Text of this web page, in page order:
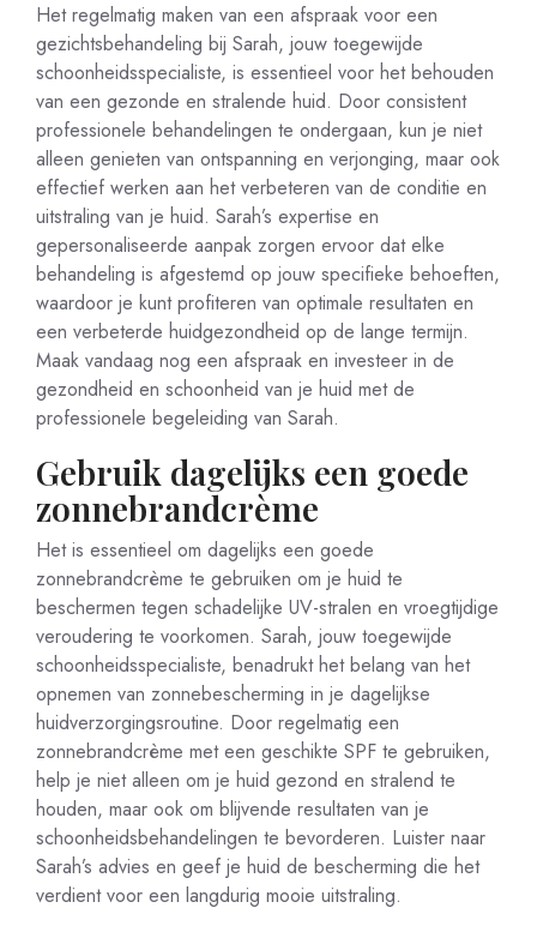
Het regelmatig maken van een afspraak voor een
gezichtsbehandeling bij Sarah, jouw toegewijde
schoonheidsspecialiste, is essentieel voor het behouden
van een gezonde en stralende huid. Door consistent
professionele behandelingen te ondergaan, kun je niet
alleen genieten van ontspanning en verjonging, maar ook
effectief werken aan het verbeteren van de conditie en
uitstraling van je huid. Sarah’s expertise en
gepersonaliseerde aanpak zorgen ervoor dat elke
behandeling is afgestemd op jouw specifieke behoeften,
waardoor je kunt profiteren van optimale resultaten en
een verbeterde huidgezondheid op de lange termijn.
Maak vandaag nog een afspraak en investeer in de
gezondheid en schoonheid van je huid met de
professionele begeleiding van Sarah.
Gebruik dagelijks een goede
zonnebrandcrème
Het is essentieel om dagelijks een goede
zonnebrandcrème te gebruiken om je huid te
beschermen tegen schadelijke UV-stralen en vroegtijdige
veroudering te voorkomen. Sarah, jouw toegewijde
schoonheidsspecialiste, benadrukt het belang van het
opnemen van zonnebescherming in je dagelijkse
huidverzorgingsroutine. Door regelmatig een
zonnebrandcrème met een geschikte SPF te gebruiken,
help je niet alleen om je huid gezond en stralend te
houden, maar ook om blijvende resultaten van je
schoonheidsbehandelingen te bevorderen. Luister naar
Sarah’s advies en geef je huid de bescherming die het
verdient voor een langdurig mooie uitstraling.